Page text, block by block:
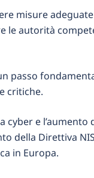
misure
le autorità
passo
critiche.
cyber e
della Direttiva
in Europa.